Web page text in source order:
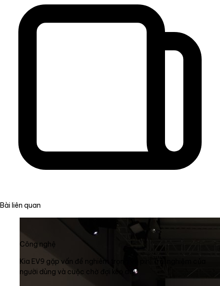
Bài liên quan
Công nghệ
Kia EV9 gặp vấn đề nghiêm trọng về pin: Trải nghiệm của
người dùng và cuộc chờ đợi kéo dài